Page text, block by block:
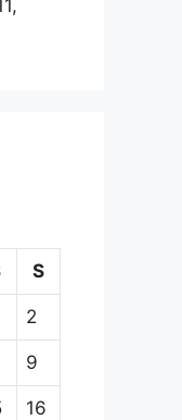
S
2
9
16